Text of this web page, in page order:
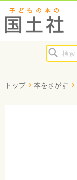
トップ 本をさがす